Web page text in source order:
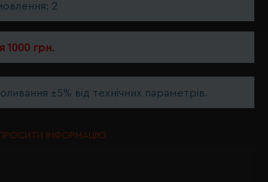
2
1000 грн.
±5% від технічних параметрів.
ІНФОРМАЦІЮ